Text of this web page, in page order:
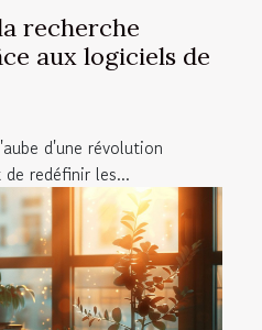
recherche
aux logiciels de
d'une révolution
redéfinir les...